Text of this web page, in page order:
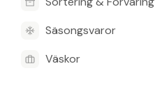
Säsongsvaror
Väskor